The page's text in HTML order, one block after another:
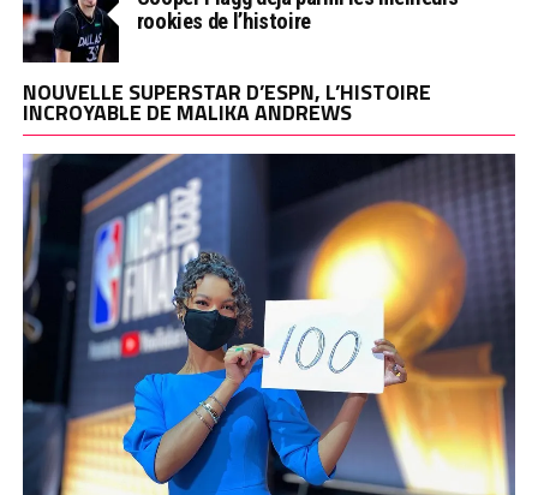
rookies de l’histoire
NOUVELLE SUPERSTAR D’ESPN, L’HISTOIRE
INCROYABLE DE MALIKA ANDREWS